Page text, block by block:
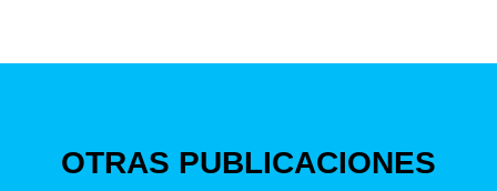
OTRAS PUBLICACIONES